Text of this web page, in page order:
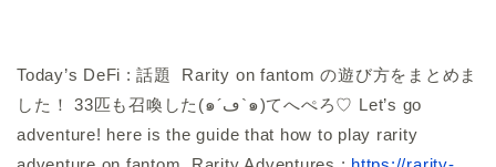
Today’s DeFi : 話題 Rarity on fantomの遊び方をまとめま
した！ 33匹も召喚した(๑´ڡ`๑)てへぺろ♡ Let’s go
adventure! here is the guide that how to play rarity